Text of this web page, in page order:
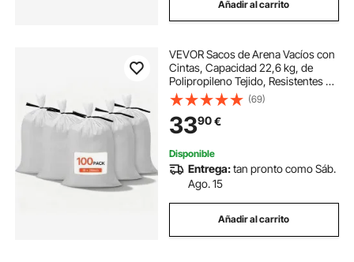
Añadir al carrito
VEVOR Sacos de Arena Vacíos con
Cintas, Capacidad 22,6 kg, de
Polipropileno Tejido, Resistentes al
Desgarro y a los Rayos UV para
Barreras de Protección contra
Inundaciones, 400 x 660 mm, 100
uds
(69)
3390€
Disponible
Entrega:tan pronto como Sáb.
Ago. 15
Añadir al carrito